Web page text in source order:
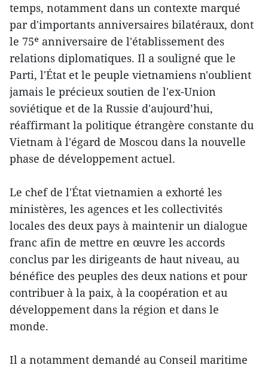
temps, notamment dans un contexte marqué
par d'importants anniversaires bilatéraux, dont
le 75ᵉ anniversaire de l'établissement des
relations diplomatiques. Il a souligné que le
Parti, l'État et le peuple vietnamiens n'oublient
jamais le précieux soutien de l'ex-Union
soviétique et de la Russie d'aujourd’hui,
réaffirmant la politique étrangère constante du
Vietnam à l'égard de Moscou dans la nouvelle
phase de développement actuel.
Le chef de l'État vietnamien a exhorté les
ministères, les agences et les collectivités
locales des deux pays à maintenir un dialogue
franc afin de mettre en œuvre les accords
conclus par les dirigeants de haut niveau, au
bénéfice des peuples des deux nations et pour
contribuer à la paix, à la coopération et au
développement dans la région et dans le
monde.
Il a notamment demandé au Conseil maritime